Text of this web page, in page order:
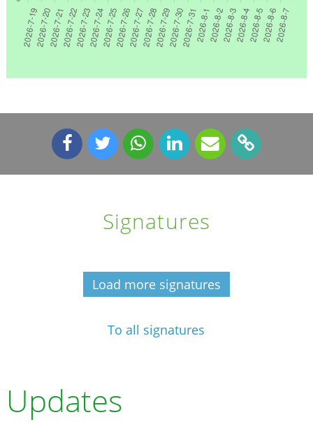
Signatures
Load more signatures
To all signatures
Updates